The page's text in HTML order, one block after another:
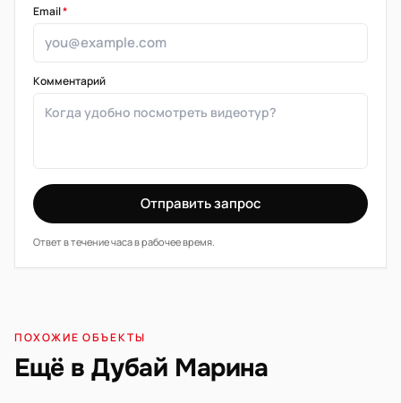
Email*
Комментарий
Отправить запрос
Ответ в течение часа в рабочее время.
ПОХОЖИЕ ОБЪЕКТЫ
Ещё в Дубай Марина